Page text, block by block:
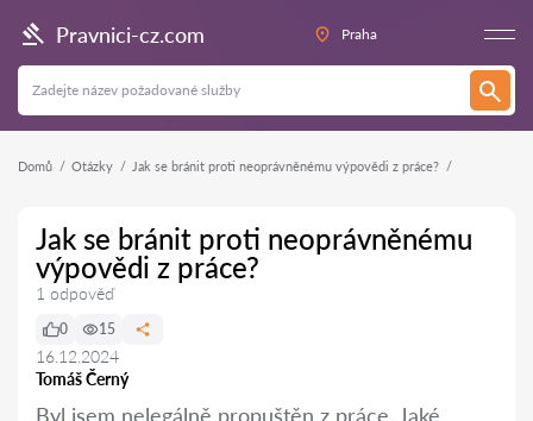
Pravnici-cz.com Praha
Domů Otázky Jak se bránit proti neoprávněnému výpovědi z práce?
Jak se bránit proti neoprávněnému
výpovědi z práce?
1 odpověď
Tomáš Černý
0 15
16.12.2024
Byl jsem nelegálně propuštěn z práce. Jaké